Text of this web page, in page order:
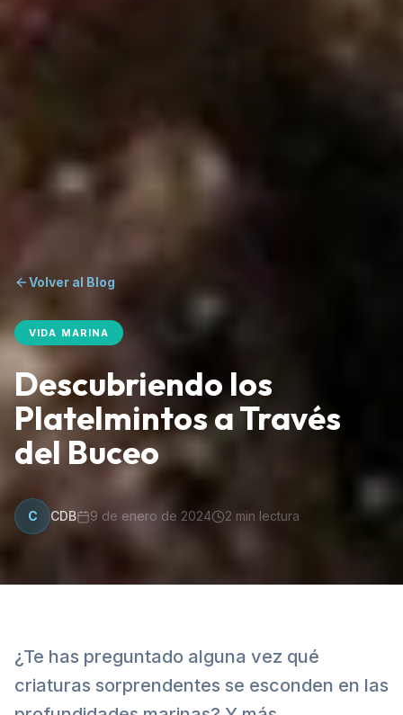
Volver al Blog
VIDA MARINA
Descubriendo los
Platelmintos a Través
del Buceo
C CDB 9 de enero de 2024 2 min lectura
¿Te has preguntado alguna vez qué
criaturas sorprendentes se esconden en las